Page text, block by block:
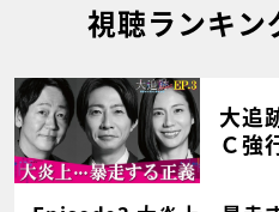
視聴ランキン
大追
Ｃ強